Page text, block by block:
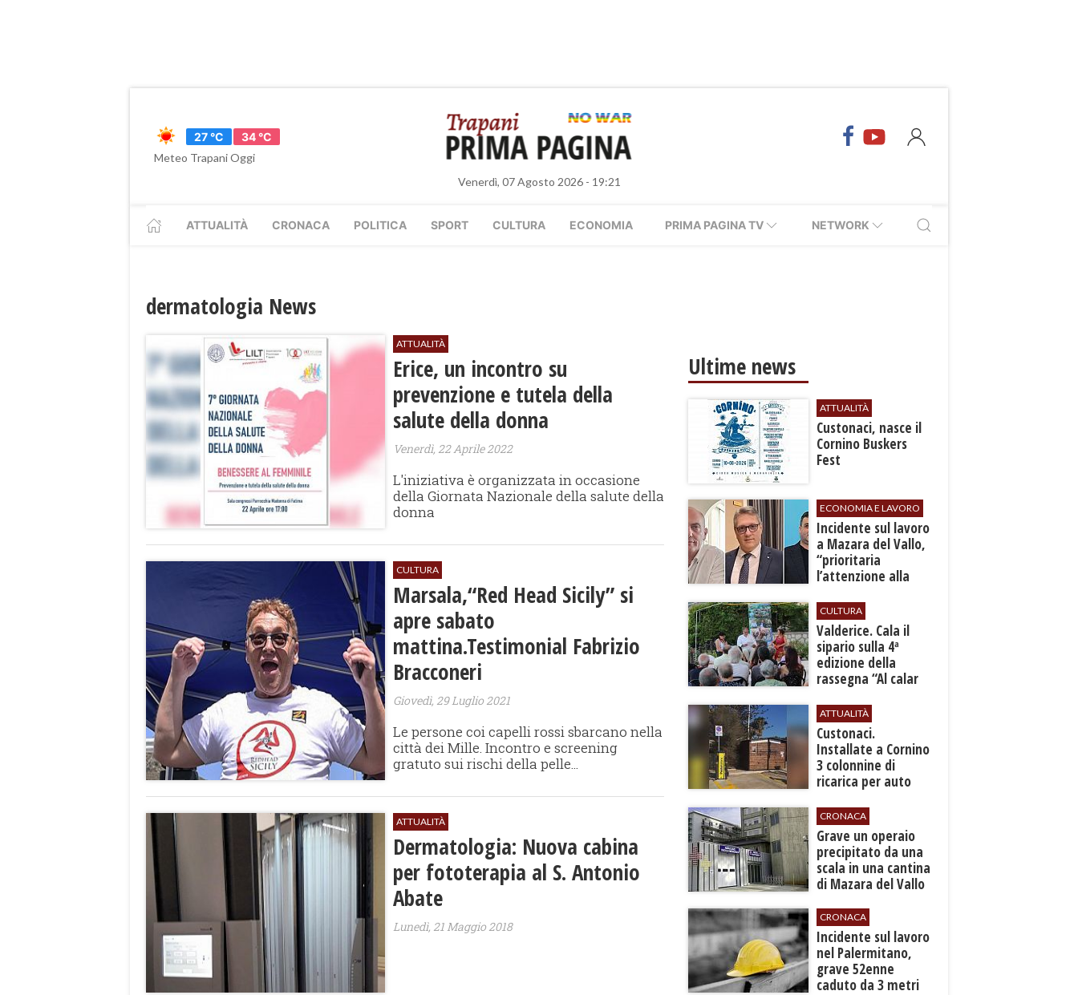
27 °C
34 °C
Meteo Trapani Oggi
Venerdì, 07 Agosto 2026 - 19:21
ATTUALITÀ CRONACA POLITICA SPORT CULTURA ECONOMIA PRIMA PAGINA TV NETWORK
dermatologia News
ATTUALITÀ
Erice, un incontro su
prevenzione e tutela della
salute della donna
Venerdì, 22 Aprile 2022
L'iniziativa è organizzata in occasione
della Giornata Nazionale della salute della
donna
CULTURA
Marsala,“Red Head Sicily” si
apre sabato
mattina.Testimonial Fabrizio
Bracconeri
Giovedì, 29 Luglio 2021
Le persone coi capelli rossi sbarcano nella
città dei Mille. Incontro e screening
gratuto sui rischi della pelle...
ATTUALITÀ
Dermatologia: Nuova cabina
per fototerapia al S. Antonio
Abate
Lunedì, 21 Maggio 2018
Ultime news
ATTUALITÀ
Custonaci, nasce il
Cornino Buskers
Fest
ECONOMIA E LAVORO
​Incidente sul lavoro
a Mazara del Vallo,
“prioritaria
l’attenzione alla
CULTURA
Valderice. Cala il
sipario sulla 4ª
edizione della
rassegna “Al calar
autori”
ATTUALITÀ
Custonaci.
Installate a Cornino
3 colonnine di
ricarica per auto
CRONACA
​Grave un operaio
precipitato da una
scala in una cantina
di Mazara del Vallo
CRONACA
​Incidente sul lavoro
nel Palermitano,
grave 52enne
caduto da 3 metri